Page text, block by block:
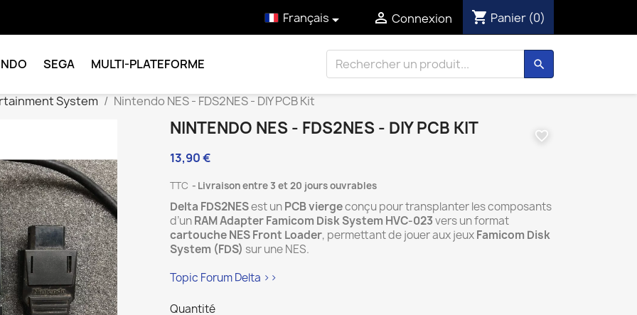
Français  Connexion shopping_cart Panier (0)
SEGA MULTI-PLATEFORME search
System Nintendo NES - FDS2NES - DIY PCB Kit
NINTENDO NES - FDS2NES - DIY PCB KIT
13,90 €
TTC Livraison entre 3 et 20 jours ouvrables
Delta FDS2NESest unPCB viergeconçu pour transplanter les composants
d’unRAM Adapter Famicom Disk System HVC-023vers un format
cartouche NES Front Loader, permettant de jouer aux jeuxFamicom Disk
System (FDS) sur une NES.
Topic Forum Delta >>
Quantité
favorite_border